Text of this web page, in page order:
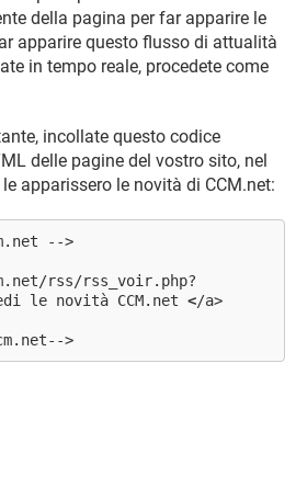
della pagina per far apparire le
apparire questo flusso di attualità
in tempo reale, procedete come
incollate questo codice
delle pagine del vostro sito, nel
apparissero le novità di CCM.net:
-->
rss/rss_voir.php?
le novità CCM.net </a>
>